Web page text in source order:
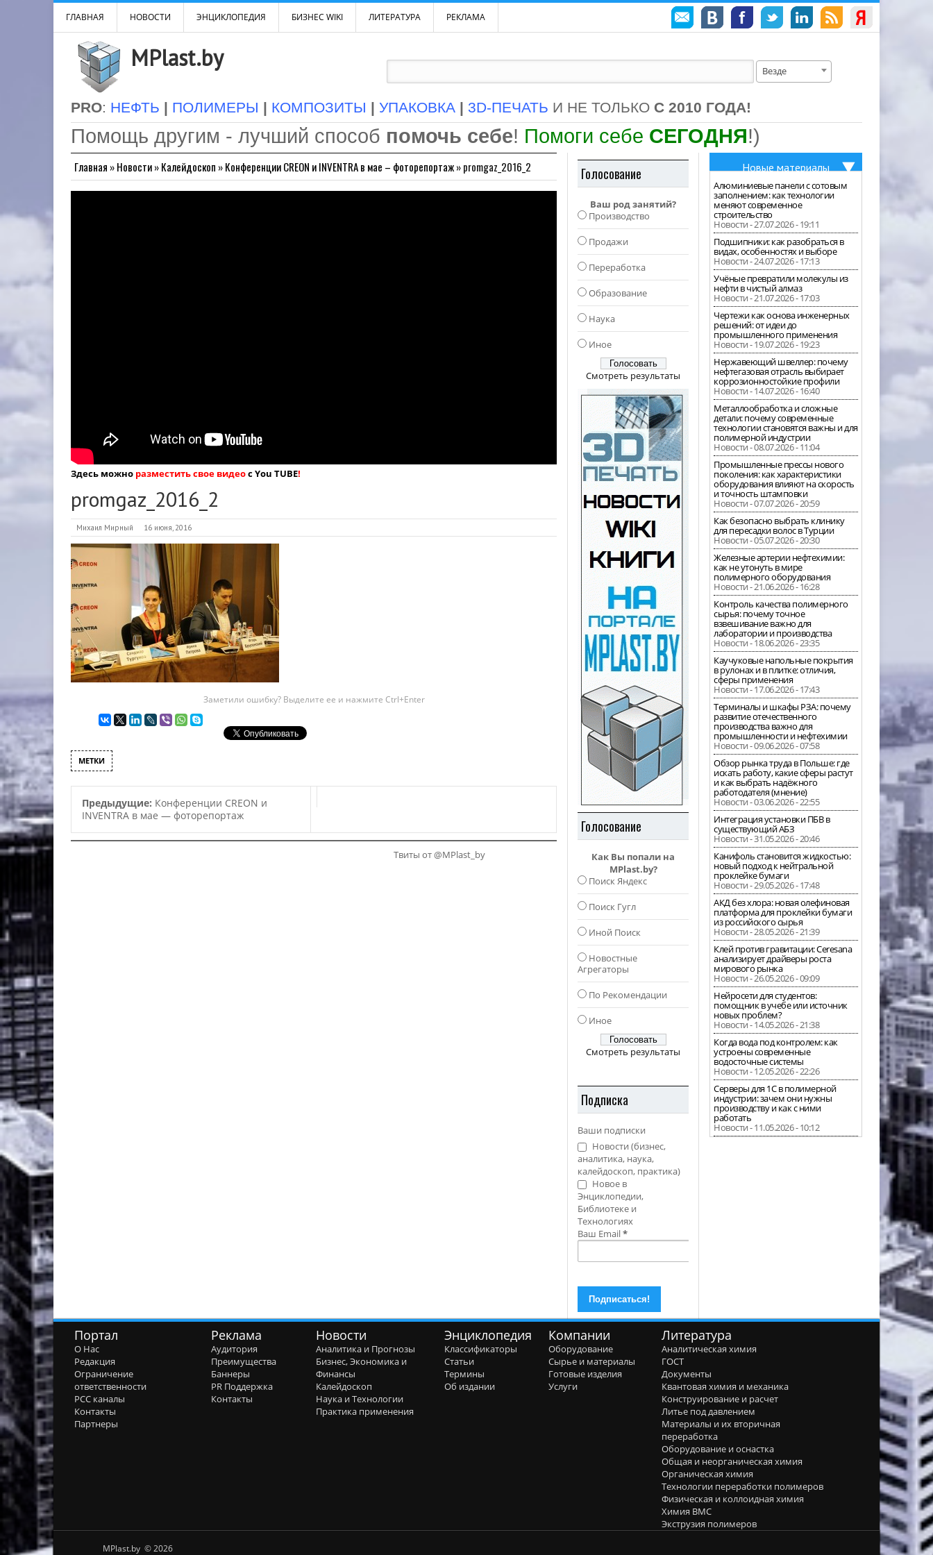
ГЛАВНАЯ НОВОСТИ ЭНЦИКЛОПЕДИЯ БИЗНЕС WIKI ЛИТЕРАТУРА РЕКЛАМА
MPlast.by Везде
PRO: НЕФТЬ | ПОЛИМЕРЫ | КОМПОЗИТЫ | УПАКОВКА | 3D-ПЕЧАТЬ И НЕ ТОЛЬКО С 2010 ГОДА!
Помощь другим - лучший способ помочь себе! Помоги себе СЕГОДНЯ!)
Главная »Новости»Калейдоскоп »Конференции CREON и INVENTRA в мае – фоторепортаж»promgaz_2016_2
Здесь можно разместить свое видеос You TUBE!
promgaz_2016_2
Михаил Мирный 16 июня, 2016
Заметили ошибку? Выделите ее и нажмите Ctrl+Enter
МЕТКИ
Предыдущие: Конференции CREON и
INVENTRA в мае — фоторепортаж
Твиты от @MPlast_by
Голосование
Ваш род занятий?
Производство
Продажи
Переработка
Образование
Наука
Иное
Смотреть результаты
Голосование
Как Вы попали на
MPlast.by?
Поиск Яндекс
Поиск Гугл
Иной Поиск
Новостные
Агрегаторы
По Рекомендации
Иное
Смотреть результаты
Подписка
Ваши подписки
Новости (бизнес,
аналитика, наука,
калейдоскоп, практика)
Новое в
Энциклопедии,
Библиотеке и
Технологиях
Ваш Email*
Новые материалы
Алюминиевые панели с сотовым
заполнением: как технологии
меняют современное
строительство
Новости - 27.07.2026 - 19:11
Подшипники: как разобраться в
видах, особенностях и выборе
Новости - 24.07.2026 - 17:13
Учёные превратили молекулы из
нефти в чистый алмаз
Новости - 21.07.2026 - 17:03
Чертежи как основа инженерных
решений: от идеи до
промышленного применения
Новости - 19.07.2026 - 19:23
Нержавеющий швеллер: почему
нефтегазовая отрасль выбирает
коррозионностойкие профили
Новости - 14.07.2026 - 16:40
Металлообработка и сложные
детали: почему современные
технологии становятся важны и для
полимерной индустрии
Новости - 08.07.2026 - 11:04
Промышленные прессы нового
поколения: как характеристики
оборудования влияют на скорость
и точность штамповки
Новости - 07.07.2026 - 20:59
Как безопасно выбрать клинику
для пересадки волос в Турции
Новости - 05.07.2026 - 20:30
Железные артерии нефтехимии:
как не утонуть в мире
полимерного оборудования
Новости - 21.06.2026 - 16:28
Контроль качества полимерного
сырья: почему точное
взвешивание важно для
лаборатории и производства
Новости - 18.06.2026 - 23:35
Каучуковые напольные покрытия
в рулонах и в плитке: отличия,
сферы применения
Новости - 17.06.2026 - 17:43
Терминалы и шкафы РЗА: почему
развитие отечественного
производства важно для
промышленности и нефтехимии
Новости - 09.06.2026 - 07:58
Обзор рынка труда в Польше: где
искать работу, какие сферы растут
и как выбрать надёжного
работодателя (мнение)
Новости - 03.06.2026 - 22:55
Интеграция установки ПБВ в
существующий АБЗ
Новости - 31.05.2026 - 20:46
Канифоль становится жидкостью:
новый подход к нейтральной
проклейке бумаги
Новости - 29.05.2026 - 17:48
АКД без хлора: новая олефиновая
платформа для проклейки бумаги
из российского сырья
Новости - 28.05.2026 - 21:39
Клей против гравитации: Ceresana
анализирует драйверы роста
мирового рынка
Новости - 26.05.2026 - 09:09
Нейросети для студентов:
помощник в учебе или источник
новых проблем?
Новости - 14.05.2026 - 21:38
Когда вода под контролем: как
устроены современные
водосточные системы
Новости - 12.05.2026 - 22:26
Серверы для 1С в полимерной
индустрии: зачем они нужны
производству и как с ними
работать
Новости - 11.05.2026 - 10:12
Портал
О Нас
Редакция
Ограничение
ответственности
РСС каналы
Контакты
Партнеры
Реклама
Аудитория
Преимущества
Баннеры
PR Поддержка
Контакты
Новости
Аналитика и Прогнозы
Бизнес, Экономика и
Финансы
Калейдоскоп
Наука и Технологии
Практика применения
Энциклопедия
Классификаторы
Статьи
Термины
Об издании
Компании
Оборудование
Сырье и материалы
Готовые изделия
Услуги
Литература
Аналитическая химия
ГОСТ
Документы
Квантовая химия и механика
Конструирование и расчет
Литье под давлением
Материалы и их вторичная
переработка
Оборудование и оснастка
Общая и неорганическая химия
Органическая химия
Технологии переработки полимеров
Физическая и коллоидная химия
Химия ВМС
Экструзия полимеров
MPlast.by © 2026